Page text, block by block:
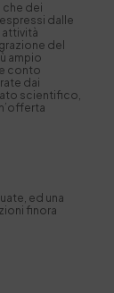
che dei
dalle
del
ampio
conto
dai
scientifico,
ed una
finora